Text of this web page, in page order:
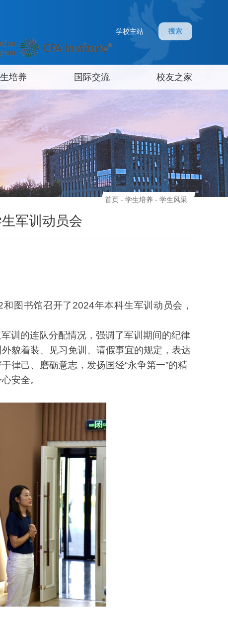
搜索
学校主站
培养 国际交流 校友之家
首页 - 学生培养 - 学生风采
军训动员会
图书馆召开了2024年本科生军训动员会，
训的连队分配情况，强调了军训期间的纪律
貌着装、见习免训、请假事宜的规定，表达
律己、磨砺意志，发扬国经“永争第一”的精
安全。